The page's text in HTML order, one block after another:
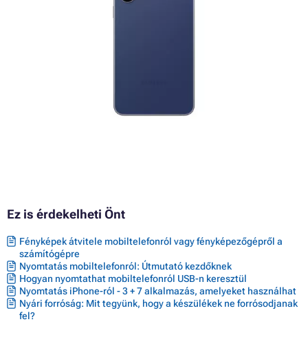
Ez is érdekelheti Önt
Fényképek átvitele mobiltelefonról vagy fényképezőgépről a
számítógépre
Nyomtatás mobiltelefonról: Útmutató kezdőknek
Hogyan nyomtathat mobiltelefonról USB-n keresztül
Nyomtatás iPhone-ról - 3 + 7 alkalmazás, amelyeket használhat
Nyári forróság: Mit tegyünk, hogy a készülékek ne forrósodjanak
fel?